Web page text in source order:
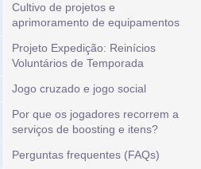
Cultivo de projetos e
aprimoramento de equipamentos
Projeto Expedição: Reinícios
Voluntários de Temporada
Jogo cruzado e jogo social
Por que os jogadores recorrem a
serviços de boosting e itens?
Perguntas frequentes (FAQs)